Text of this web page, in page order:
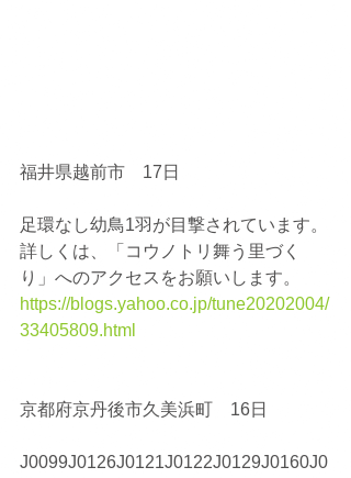
福井県越前市　17日
足環なし幼鳥1羽が目撃されています。
詳しくは、「コウノトリ舞う里づく
り」へのアクセスをお願いします。
https://blogs.yahoo.co.jp/tune20202004/
33405809.html
京都府京丹後市久美浜町　16日
J0099J0126J0121J0122J0129J0160J0